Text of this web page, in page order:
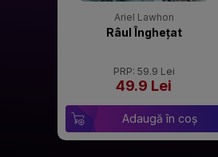
Ariel Lawhon
Râul Înghețat
PRP: 59.9 Lei
49.9 Lei
Adaugă în coș